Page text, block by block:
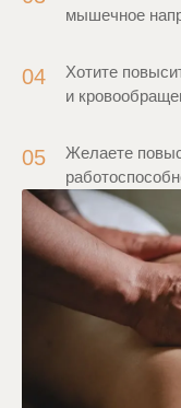
мышечное
04
Хотите
и
05
Желаете